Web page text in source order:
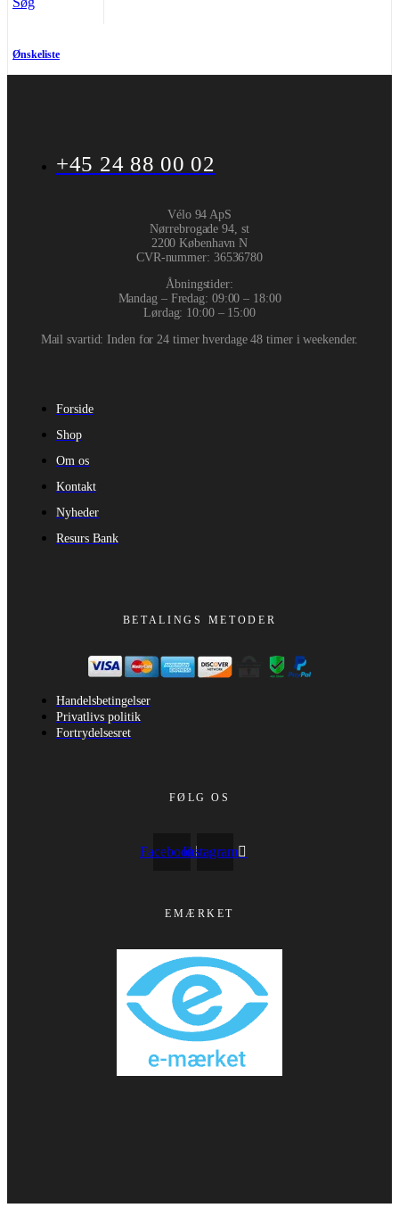
Ønskeliste
+45 24 88 00 02
Vélo 94 ApS
Nørrebrogade 94, st
2200 København N
CVR-nummer: 36536780
Åbningstider:
Mandag – Fredag: 09:00 – 18:00
Lørdag: 10:00 – 15:00
Mail svartid: Inden for 24 timer hverdage 48 timer i weekender.
Forside
Shop
Om os
Kontakt
Nyheder
Resurs Bank
BETALINGS METODER
Handelsbetingelser
Privatlivs politik
Fortrydelsesret
FØLG OS
FacebookInstagram
EMÆRKET